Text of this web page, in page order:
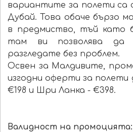
вариантите за полети са
Дубай. Това обаче бързо
в предмиство, тъй като
там ви позволява да
разгледате без проблем.
Освен за Малдивите,
изгодни оферти за полети
€198 и Шри Ланка - €398.
Валидност на промоцията: